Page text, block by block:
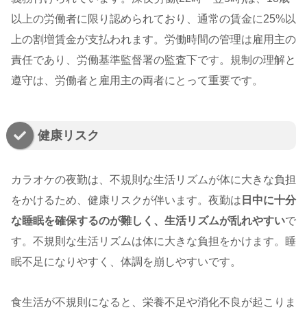
以上の労働者に限り認められており、通常の賃金に25%以
上の割増賃金が支払われます。労働時間の管理は雇用主の
責任であり、労働基準監督署の監査下です。規制の理解と
遵守は、労働者と雇用主の両者にとって重要です。
健康リスク
カラオケの夜勤は、不規則な生活リズムが体に大きな負担
をかけるため、健康リスクが伴います。夜勤は 日中に十分
な睡眠を確保するのが難しく、生活リズムが乱れやすいで
す。不規則な生活リズムは体に大きな負担をかけます。睡
眠不足になりやすく、体調を崩しやすいです。
食生活が不規則になると、栄養不足や消化不良が起こりま